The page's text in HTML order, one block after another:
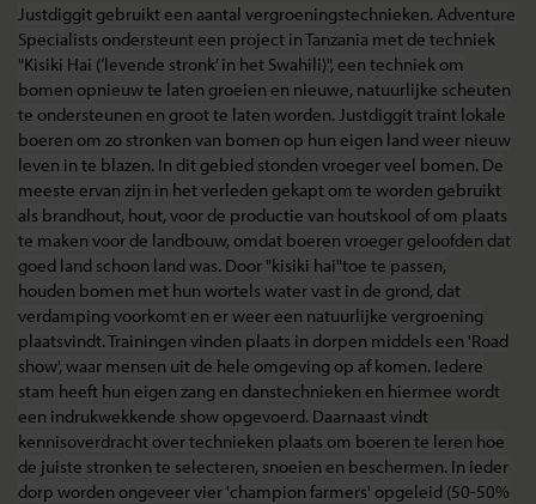
Justdiggit gebruikt een aantal vergroeningstechnieken. Adventure
Specialists ondersteunt een project in Tanzania met de techniek
"Kisiki Hai (‘levende stronk’ in het Swahili)", een techniek om
bomen opnieuw te laten groeien en nieuwe, natuurlijke scheuten
te ondersteunen en groot te laten worden. Justdiggit traint lokale
boeren om zo stronken van bomen op hun eigen land weer nieuw
leven in te blazen. In dit gebied stonden vroeger veel bomen. De
meeste ervan zijn in het verleden gekapt om te worden gebruikt
als brandhout, hout, voor de productie van houtskool of om plaats
te maken voor de landbouw, omdat boeren vroeger geloofden dat
goed land schoon land was. Door "kisiki hai"toe te passen,
houden bomen met hun wortels water vast in de grond, dat
verdamping voorkomt en er weer een natuurlijke vergroening
plaatsvindt. Trainingen vinden plaats in dorpen middels een 'Road
show', waar mensen uit de hele omgeving op af komen. Iedere
stam heeft hun eigen zang en danstechnieken en hiermee wordt
een indrukwekkende show opgevoerd. Daarnaast vindt
kennisoverdracht over technieken plaats om boeren te leren hoe
de juiste stronken te selecteren, snoeien en beschermen. In ieder
dorp worden ongeveer vier 'champion farmers' opgeleid (50-50%